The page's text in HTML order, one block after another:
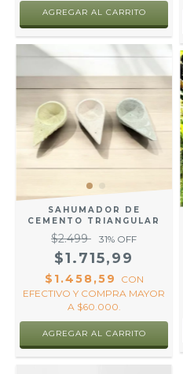
AGREGAR AL CARRITO
SAHUMADOR DE
CEMENTO TRIANGULAR
$2.499 31% OFF
$1.715,99
$1.458,59
CON
EFECTIVO Y COMPRA MAYOR
A $60.000.